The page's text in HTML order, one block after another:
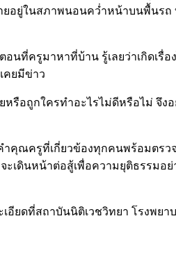
อยู่ในสภาพนอนคว่ำหน้าบนพื้นร
นที่ครูมาหาที่บ้าน รู้เลยว่าเกิดเรื่
คยมีข่าว
อถูกใครทำอะไรไม่ดีหรือไม่ จึงอ
คุณครูที่เกี่ยวข้องทุกคนพร้อมตร
ดินหน้าต่อสู้เพื่อความยุติธรรมอย่
ดที่สถาบันนิติเวชวิทยา โรงพยา